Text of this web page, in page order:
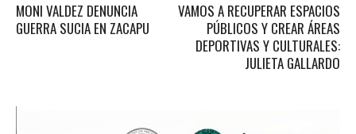
MONI VALDEZ DENUNCIA
GUERRA SUCIA EN ZACAPU
VAMOS A RECUPERAR ESPACIOS
PÚBLICOS Y CREAR ÁREAS
DEPORTIVAS Y CULTURALES:
JULIETA GALLARDO